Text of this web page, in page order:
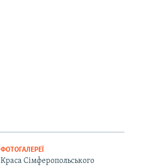
ФОТОГАЛЕРЕЇ
Краса Сімферопольського